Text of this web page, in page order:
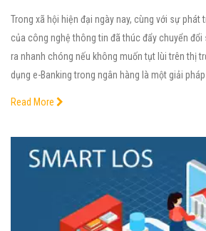
Trong xã hội hiện đại ngày nay, cùng với sự phát
của công nghệ thông tin đã thúc đẩy chuyển đổi
ra nhanh chóng nếu không muốn tụt lùi trên thị
dụng e-Banking trong ngân hàng là một giải pháp
Read More